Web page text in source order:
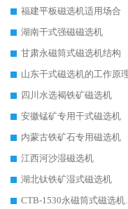
福建平板磁选机适用场合
湖南干式强磁磁选机
甘肃永磁筒式磁选机结构
山东干式磁选机的工作原
四川水选褐铁矿磁选机
安徽锰矿专用干式磁选机
内蒙古铁矿石专用磁选机
江西河沙湿磁选机
湖北钛铁矿湿式磁选机
CTB-